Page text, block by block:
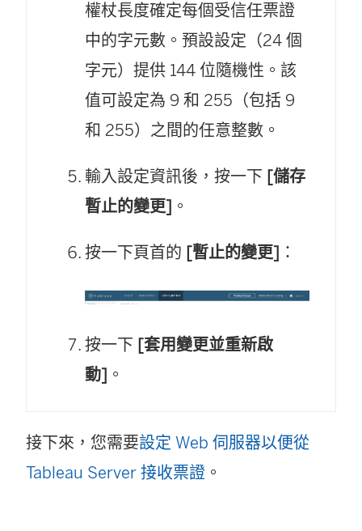
權杖長度確定每個受信任票證
中的字元數。預設設定（24 個
字元）提供 144 位隨機性。該
值可設定為 9 和 255（包括 9
和 255）之間的任意整數。
輸入設定資訊後，按一下 [儲存
暫止的變更] 。
按一下頁首的 [暫止的變更] ：
按一下 [套用變更並重新啟
動] 。
接下來，您需要設定 Web 伺服器以便從
Tableau Server 接收票證 。